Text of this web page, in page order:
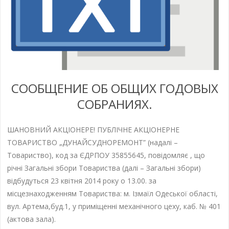
СООБЩЕНИЕ ОБ ОБЩИХ ГОДОВЫХ
СОБРАНИЯХ.
ШАНОВНИЙ АКЦІОНЕРЕ! ПУБЛІЧНЕ АКЦІОНЕРНЕ
ТОВАРИСТВО „ДУНАЙСУДНОРЕМОНТ” (надалі –
Товариство), код за ЄДРПОУ 35855645, повідомляє , що
річні Загальні збори Товариства (далі – Загальні збори)
відбудуться 23 квітня 2014 року о 13.00. за
місцезнаходженням Товариства: м. Ізмаїл Одеської області,
вул. Артема,буд.1, у приміщенні механічного цеху, каб. № 401
(актова зала).